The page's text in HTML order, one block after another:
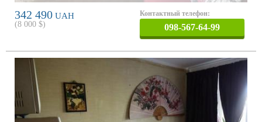
342 490 UAH
(8 000 $)
Контактный телефон:
098-567-64-99